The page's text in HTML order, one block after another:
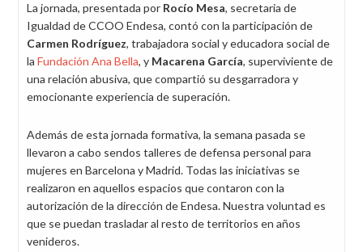
La jornada, presentada por Rocío Mesa, secretaria de
Igualdad de CCOO Endesa, contó con la participación de
Carmen Rodríguez, trabajadora social y educadora social de
la Fundación Ana Bella, y Macarena García, superviviente de
una relación abusiva, que compartió su desgarradora y
emocionante experiencia de superación.
Además de esta jornada formativa, la semana pasada se
llevaron a cabo sendos talleres de defensa personal para
mujeres en Barcelona y Madrid. Todas las iniciativas se
realizaron en aquellos espacios que contaron con la
autorización de la dirección de Endesa. Nuestra voluntad es
que se puedan trasladar al resto de territorios en años
venideros.